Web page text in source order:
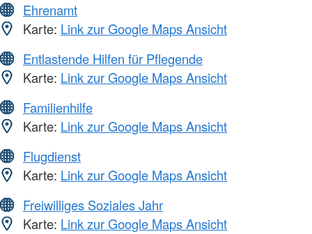
Ehrenamt
Karte: Link zur Google Maps Ansicht
Entlastende Hilfen für Pflegende
Karte: Link zur Google Maps Ansicht
Familienhilfe
Karte: Link zur Google Maps Ansicht
Flugdienst
Karte: Link zur Google Maps Ansicht
Freiwilliges Soziales Jahr
Karte: Link zur Google Maps Ansicht